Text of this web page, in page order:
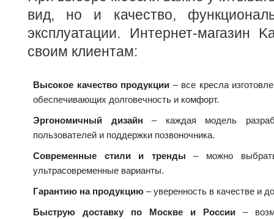
вид, но и качество,
эксплуатации. Интернет-магазин
своим клиентам:
Высокое качество продукции – все кресла
обеспечивающих долговечность и комфорт.
Эргономичный дизайн – каждая модель
пользователей и поддержки позвоночника.
Современные стили и тренды – можно
ультрасовременные варианты.
Гарантию на продукцию – уверенность в качестве и
Быструю доставку по Москве и России –